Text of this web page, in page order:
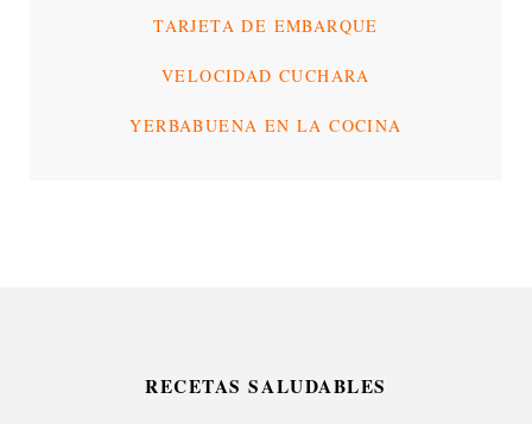
TARJETA DE EMBARQUE
VELOCIDAD CUCHARA
YERBABUENA EN LA COCINA
RECETAS SALUDABLES